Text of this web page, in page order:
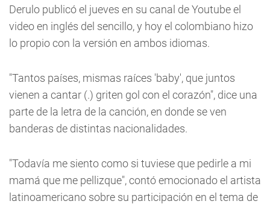
Derulo publicó el jueves en su canal de Youtube el
video en inglés del sencillo, y hoy el colombiano hizo
lo propio con la versión en ambos idiomas.
"Tantos países, mismas raíces 'baby', que juntos
vienen a cantar (.) griten gol con el corazón", dice una
parte de la letra de la canción, en donde se ven
banderas de distintas nacionalidades.
"Todavía me siento como si tuviese que pedirle a mi
mamá que me pellizque", contó emocionado el artista
latinoamericano sobre su participación en el tema de